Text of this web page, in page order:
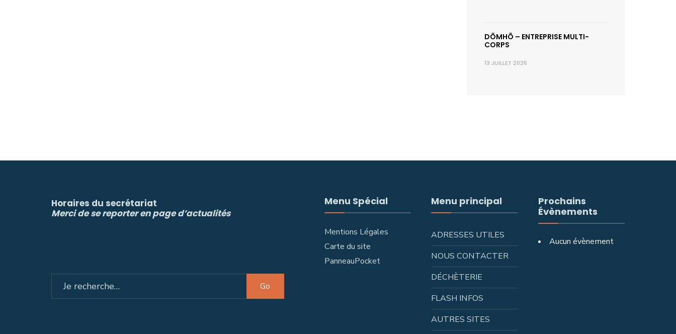
DÕMHÕ – ENTREPRISE MULTI-
CORPS
13 JUILLET 2026
Horaires du secrétariat
Merci de se reporter en page d’actualités
Go
Menu Spécial
Mentions Légales
Carte du site
PanneauPocket
Menu principal
ADRESSES UTILES
NOUS CONTACTER
DÉCHÈTERIE
FLASH INFOS
AUTRES SITES
Prochains
Évènements
Aucun évènement